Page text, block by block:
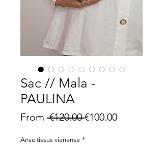
Sac // Mala -
PAULINA
From €120.00 Regular
€100.00Sale
Anse tissus vianense *